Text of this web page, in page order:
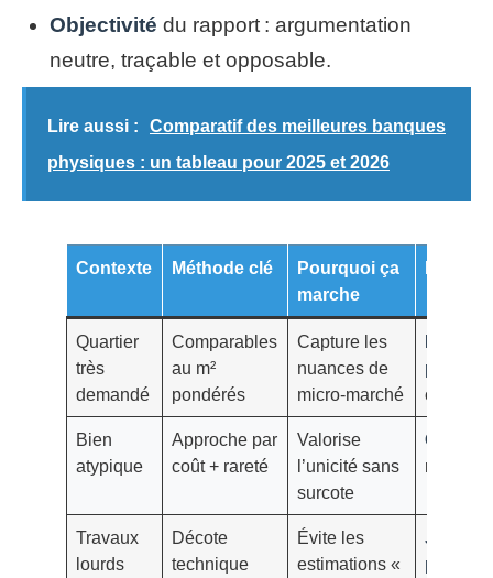
Objectivité du rapport : argumentation
neutre, traçable et opposable.
Lire aussi :
Comparatif des meilleures banques
physiques : un tableau pour 2025 et 2026
Contexte Méthode clé
Pourquoi ça
marche
Quartier
très
demandé
Comparables
au m²
pondérés
Capture les
nuances de
micro-marché
précise
crédible
Bien
atypique
Approche par
coût + rareté
Valorise
l’unicité sans
surcote
Travaux
lourds
Décote
technique
Évite les
estimations «
prix